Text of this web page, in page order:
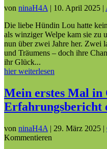
von ninaH4A | 10. April 2025 |
Die liebe Hündin Lou hatte
als winziger Welpe kam sie zu
nun über zwei Jahre her. Zwei
und Träumens – doch ihre
ihr Glück...
hier weiterlesen
Mein erstes Mal in
Erfahrungsbericht
von ninaH4A | 29. März 2025 |
Kommentieren